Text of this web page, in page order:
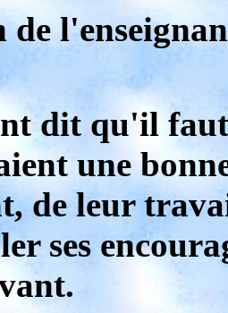
dit qu'il
une
de leur
ses